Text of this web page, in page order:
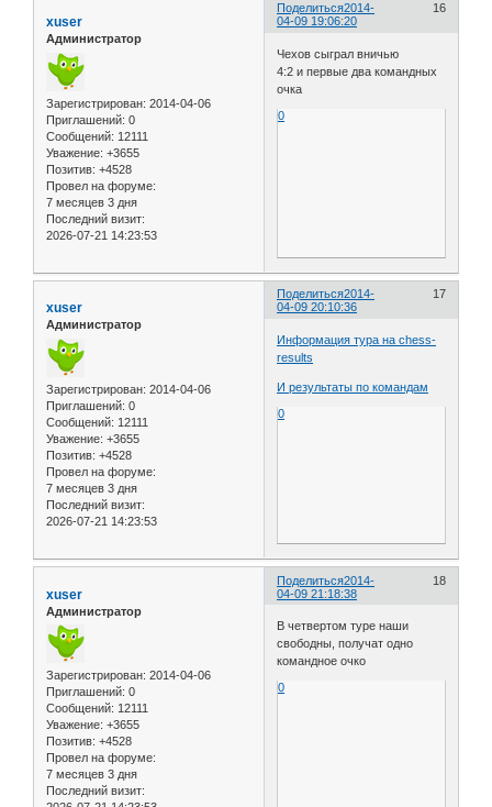
Поделиться 16
2014-
04-09 19:06:20
xuser
Администратор
Зарегистрирован: 2014-04-06
Приглашений: 0
Сообщений: 12111
Уважение: +3655
Позитив: +4528
Провел на форуме:
7 месяцев 3 дня
Последний визит:
2026-07-21 14:23:53
Чехов сыграл вничью
4:2 и первые два командных
очка
0
Поделиться 17
2014-
04-09 20:10:36
xuser
Администратор
Зарегистрирован: 2014-04-06
Приглашений: 0
Сообщений: 12111
Уважение: +3655
Позитив: +4528
Провел на форуме:
7 месяцев 3 дня
Последний визит:
2026-07-21 14:23:53
Информация тура на chess-
results
И результаты по командам
0
Поделиться 18
2014-
04-09 21:18:38
xuser
Администратор
Зарегистрирован: 2014-04-06
Приглашений: 0
Сообщений: 12111
Уважение: +3655
Позитив: +4528
Провел на форуме:
7 месяцев 3 дня
Последний визит:
В четвертом туре наши
свободны, получат одно
командное очко
0